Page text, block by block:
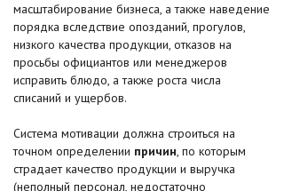
масштабирование бизнеса, а также наведение
порядка вследствие опозданий, прогулов,
низкого качества продукции, отказов на
просьбы официантов или менеджеров
исправить блюдо, а также роста числа
списаний и ущербов.
Система мотивации должна строиться на
точном определении причин, по которым
страдает качество продукции и выручка
(неполный персонал, недостаточно